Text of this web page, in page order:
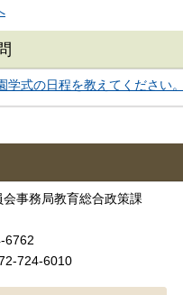
学式の日程を教えてください。
会事務局教育総合政策課
6762
724-6010